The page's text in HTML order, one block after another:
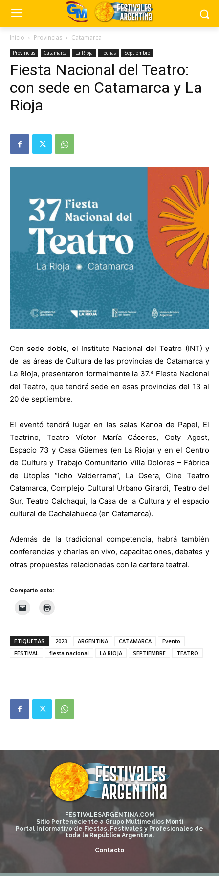
Inicio Provincias Catamarca
Provincias Catamarca La Rioja Fechas Septiembre
Fiesta Nacional del Teatro:
con sede en Catamarca y La
Rioja
Con sede doble, el Instituto Nacional del Teatro (INT) y
de las áreas de Cultura de las provincias de Catamarca y
La Rioja, presentaron formalmente la 37.ª Fiesta Nacional
del Teatro, que tendrá sede en esas provincias del 13 al
20 de septiembre.
El eventó tendrá lugar en las salas Kanoa de Papel, El
Teatrino, Teatro Víctor María Cáceres, Coty Agost,
Espacio 73 y Casa Güemes (en La Rioja) y en el Centro
de Cultura y Trabajo Comunitario Villa Dolores – Fábrica
de Utopías “Icho Valderrama”, La Osera, Cine Teatro
Catamarca, Complejo Cultural Urbano Girardi, Teatro del
Sur, Teatro Calchaqui, la Casa de la Cultura y el espacio
cultural de Cachalahueca (en Catamarca).
Además de la tradicional competencia, habrá también
conferencias y charlas en vivo, capacitaciones, debates y
otras propuestas relacionadas con la cartera teatral.
Comparte esto:
ETIQUETAS 2023 ARGENTINA CATAMARCA
Evento
FESTIVAL
fiesta nacional LA RIOJA SEPTIEMBRE TEATRO
FESTIVALESARGENTINA.COM
Sitio Perteneciente a Grupo Multimedios Monti
Portal Informativo de Fiestas, Festivales y Profesionales de
toda la República Argentina.
Contacto